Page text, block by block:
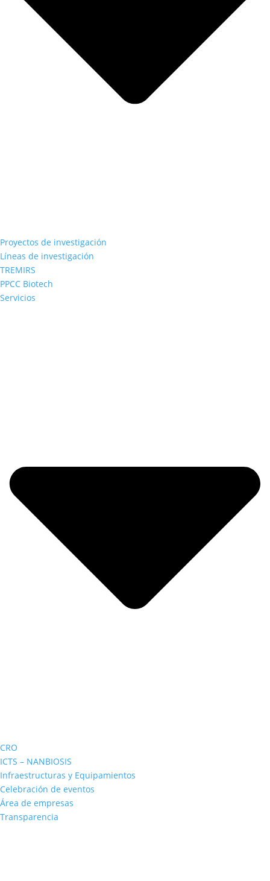
Proyectos de investigación
Líneas de investigación
TREMIRS
PPCC Biotech
Servicios
CRO
ICTS – NANBIOSIS
Infraestructuras y Equipamientos
Celebración de eventos
Área de empresas
Transparencia